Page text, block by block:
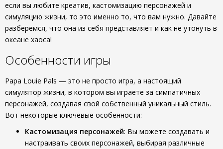
если вы любите креатив, кастомизацию персонажей и
симуляцию жизни, то это именно то, что вам нужно. Давайте
разберемся, что она из себя представляет и как не утонуть в
океане хаоса!
Особенности игры
Papa Louie Pals — это не просто игра, а настоящий
симулятор жизни, в котором вы играете за симпатичных
персонажей, создавая свой собственный уникальный стиль.
Вот некоторые ключевые особенности:
Кастомизация персонажей: Вы можете создавать и
настраивать своих персонажей, выбирая различные